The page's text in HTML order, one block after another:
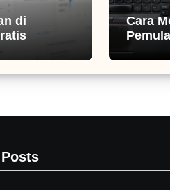
di
Cara
Pemula